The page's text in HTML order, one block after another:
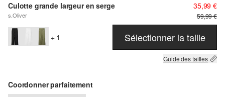
Culotte grande largeur en serge
s.Oliver
35,99 €
59,99 €
+ 1 Sélectionner la taille
Guide des tailles
Coordonner parfaitement